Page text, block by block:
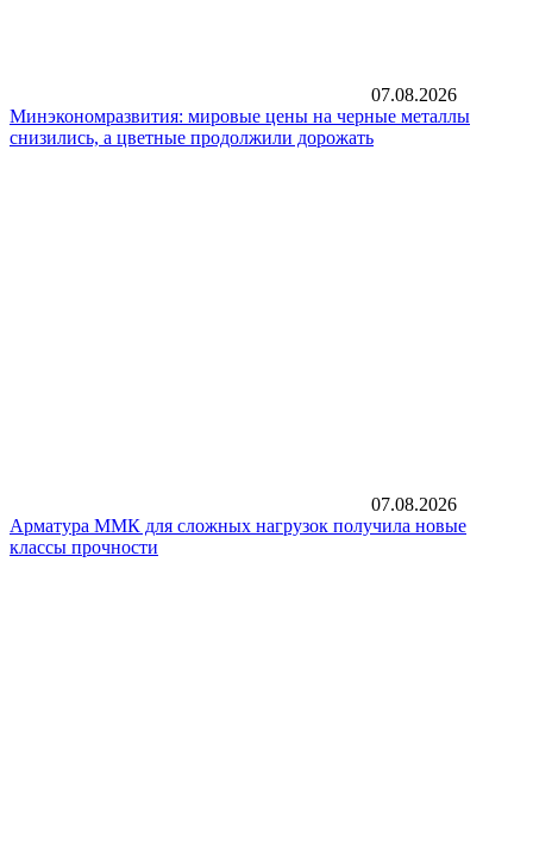
07.08.2026
Минэкономразвития: мировые цены на черные металлы
снизились, а цветные продолжили дорожать
07.08.2026
Арматура ММК для сложных нагрузок получила новые
классы прочности